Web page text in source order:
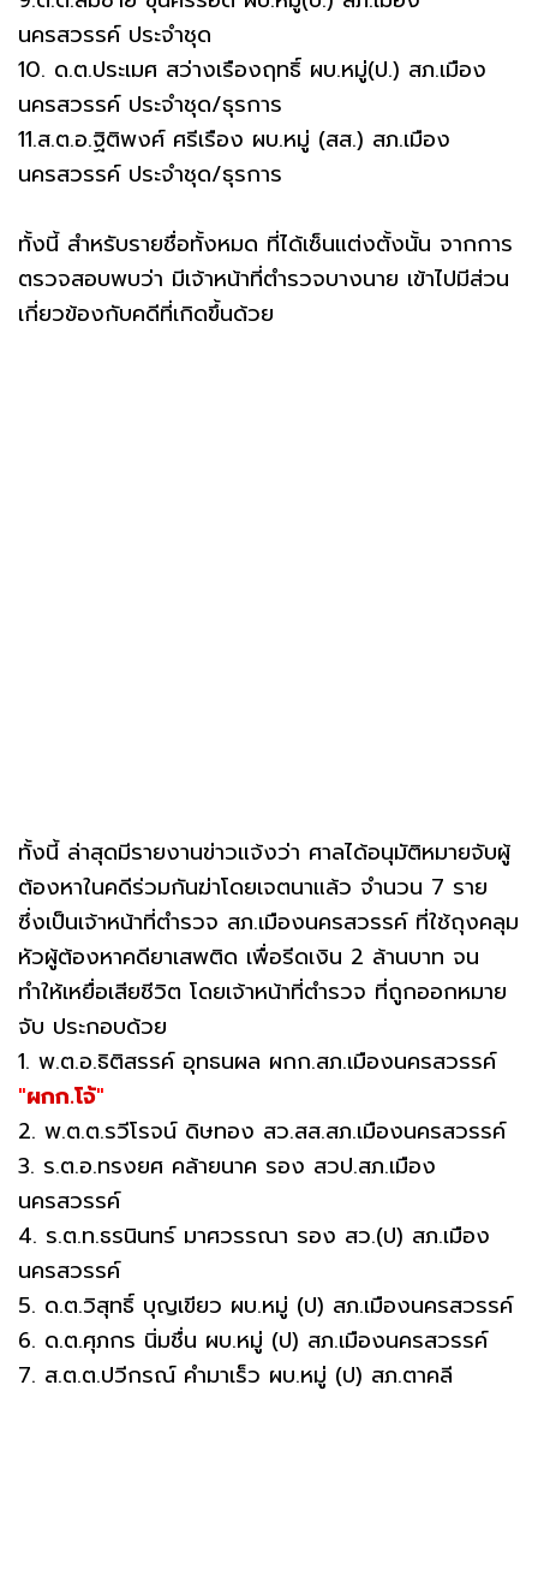
นครสวรรค์ ประจำชุด
10. ด.ต.ประเมศ สว่างเรืองฤทธิ์ ผบ.หมู่(ป.) สภ.เมือง
นครสวรรค์ ประจำชุด/ธุรการ
11.ส.ต.อ.ฐิติพงศ์ ศรีเรือง ผบ.หมู่ (สส.) สภ.เมือง
นครสวรรค์ ประจำชุด/ธุรการ
ทั้งนี้ สำหรับรายชื่อทั้งหมด ที่ได้เซ็นแต่งตั้งนั้น จากการ
ตรวจสอบพบว่า มีเจ้าหน้าที่ตำรวจบางนาย เข้าไปมีส่วน
เกี่ยวข้องกับคดีที่เกิดขึ้นด้วย
ทั้งนี้ ล่าสุดมีรายงานข่าวแจ้งว่า ศาลได้อนุมัติหมายจับผู้
ต้องหาในคดีร่วมกันฆ่าโดยเจตนาแล้ว จำนวน 7 ราย
ซึ่งเป็นเจ้าหน้าที่ตำรวจ สภ.เมืองนครสวรรค์ ที่ใช้ถุงคลุม
หัวผู้ต้องหาคดียาเสพติด เพื่อรีดเงิน 2 ล้านบาท จน
ทำให้เหยื่อเสียชีวิต โดยเจ้าหน้าที่ตำรวจ ที่ถูกออกหมาย
จับ ประกอบด้วย
1. พ.ต.อ.ธิติสรรค์ อุทธนผล ผกก.สภ.เมืองนครสวรรค์
"ผกก.โจ้"
2. พ.ต.ต.รวีโรจน์ ดิษทอง สว.สส.สภ.เมืองนครสวรรค์
3. ร.ต.อ.ทรงยศ คล้ายนาค รอง สวป.สภ.เมือง
นครสวรรค์
4. ร.ต.ท.ธรนินทร์ มาศวรรณา รอง สว.(ป) สภ.เมือง
นครสวรรค์
5. ด.ต.วิสุทธิ์ บุญเขียว ผบ.หมู่ (ป) สภ.เมืองนครสวรรค์
6. ด.ต.ศุภกร นิ่มชื่น ผบ.หมู่ (ป) สภ.เมืองนครสวรรค์
7. ส.ต.ต.ปวีกรณ์ คำมาเร็ว ผบ.หมู่ (ป) สภ.ตาคลี